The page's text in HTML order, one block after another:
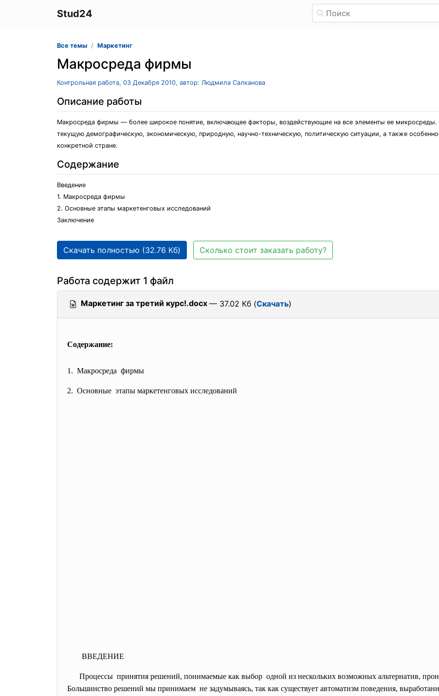
Stud24
Все темы Маркетинг
Макросреда фирмы
Контрольная работа, 03 Декабря 2010, автор: Людмила Салканова
Описание работы
Макросреда фирмы — более широкое понятие, включающее факторы, воздействующие на все элементы ее
текущую демографическую, экономическую, природную, научно-техническую, политическую ситуации, а также
конкретной стране.
Содержание
Введение
1. Макросреда фирмы
2. Основные этапы маркетенговых исследований
Заключение
Скачать полностью (32.76 Кб) Сколько стоит заказать работу?
Работа содержит 1 файл
Маркетинг за третий курс!.docx — 37.02 Кб (Скачать)
Содержание:
1. Макросреда фирмы
2. Основные этапы маркетенговых исследований
ВВЕДЕНИЕ
Процессы принятия решений, понимаемые как выбор одной из нескольких возможных альтернатив,
Большинство решений мы принимаем не задумываясь, так как существует автоматизм поведения,